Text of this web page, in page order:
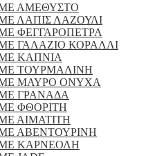
ΑΜΕΘΥΣΤΟ
ΛΑΠΙΣ ΛΑΖΟΥΛΙ
ΦΕΓΓΑΡΟΠΕΤΡΑ
ΓΑΛΑΖΙΟ ΚΟΡΑΛΛΙ
ΚΑΠΝΙΑ
ΤΟΥΡΜΑΛΙΝΗ
ΜΑΥΡΟ ΟΝΥΧΑ
ΓΡΑΝΑΔΑ
ΦΘΟΡΙΤΗ
ΑΙΜΑΤΙΤΗ
ΑΒΕΝΤΟΥΡΙΝΗ
ΚΑΡΝΕΟΛΗ